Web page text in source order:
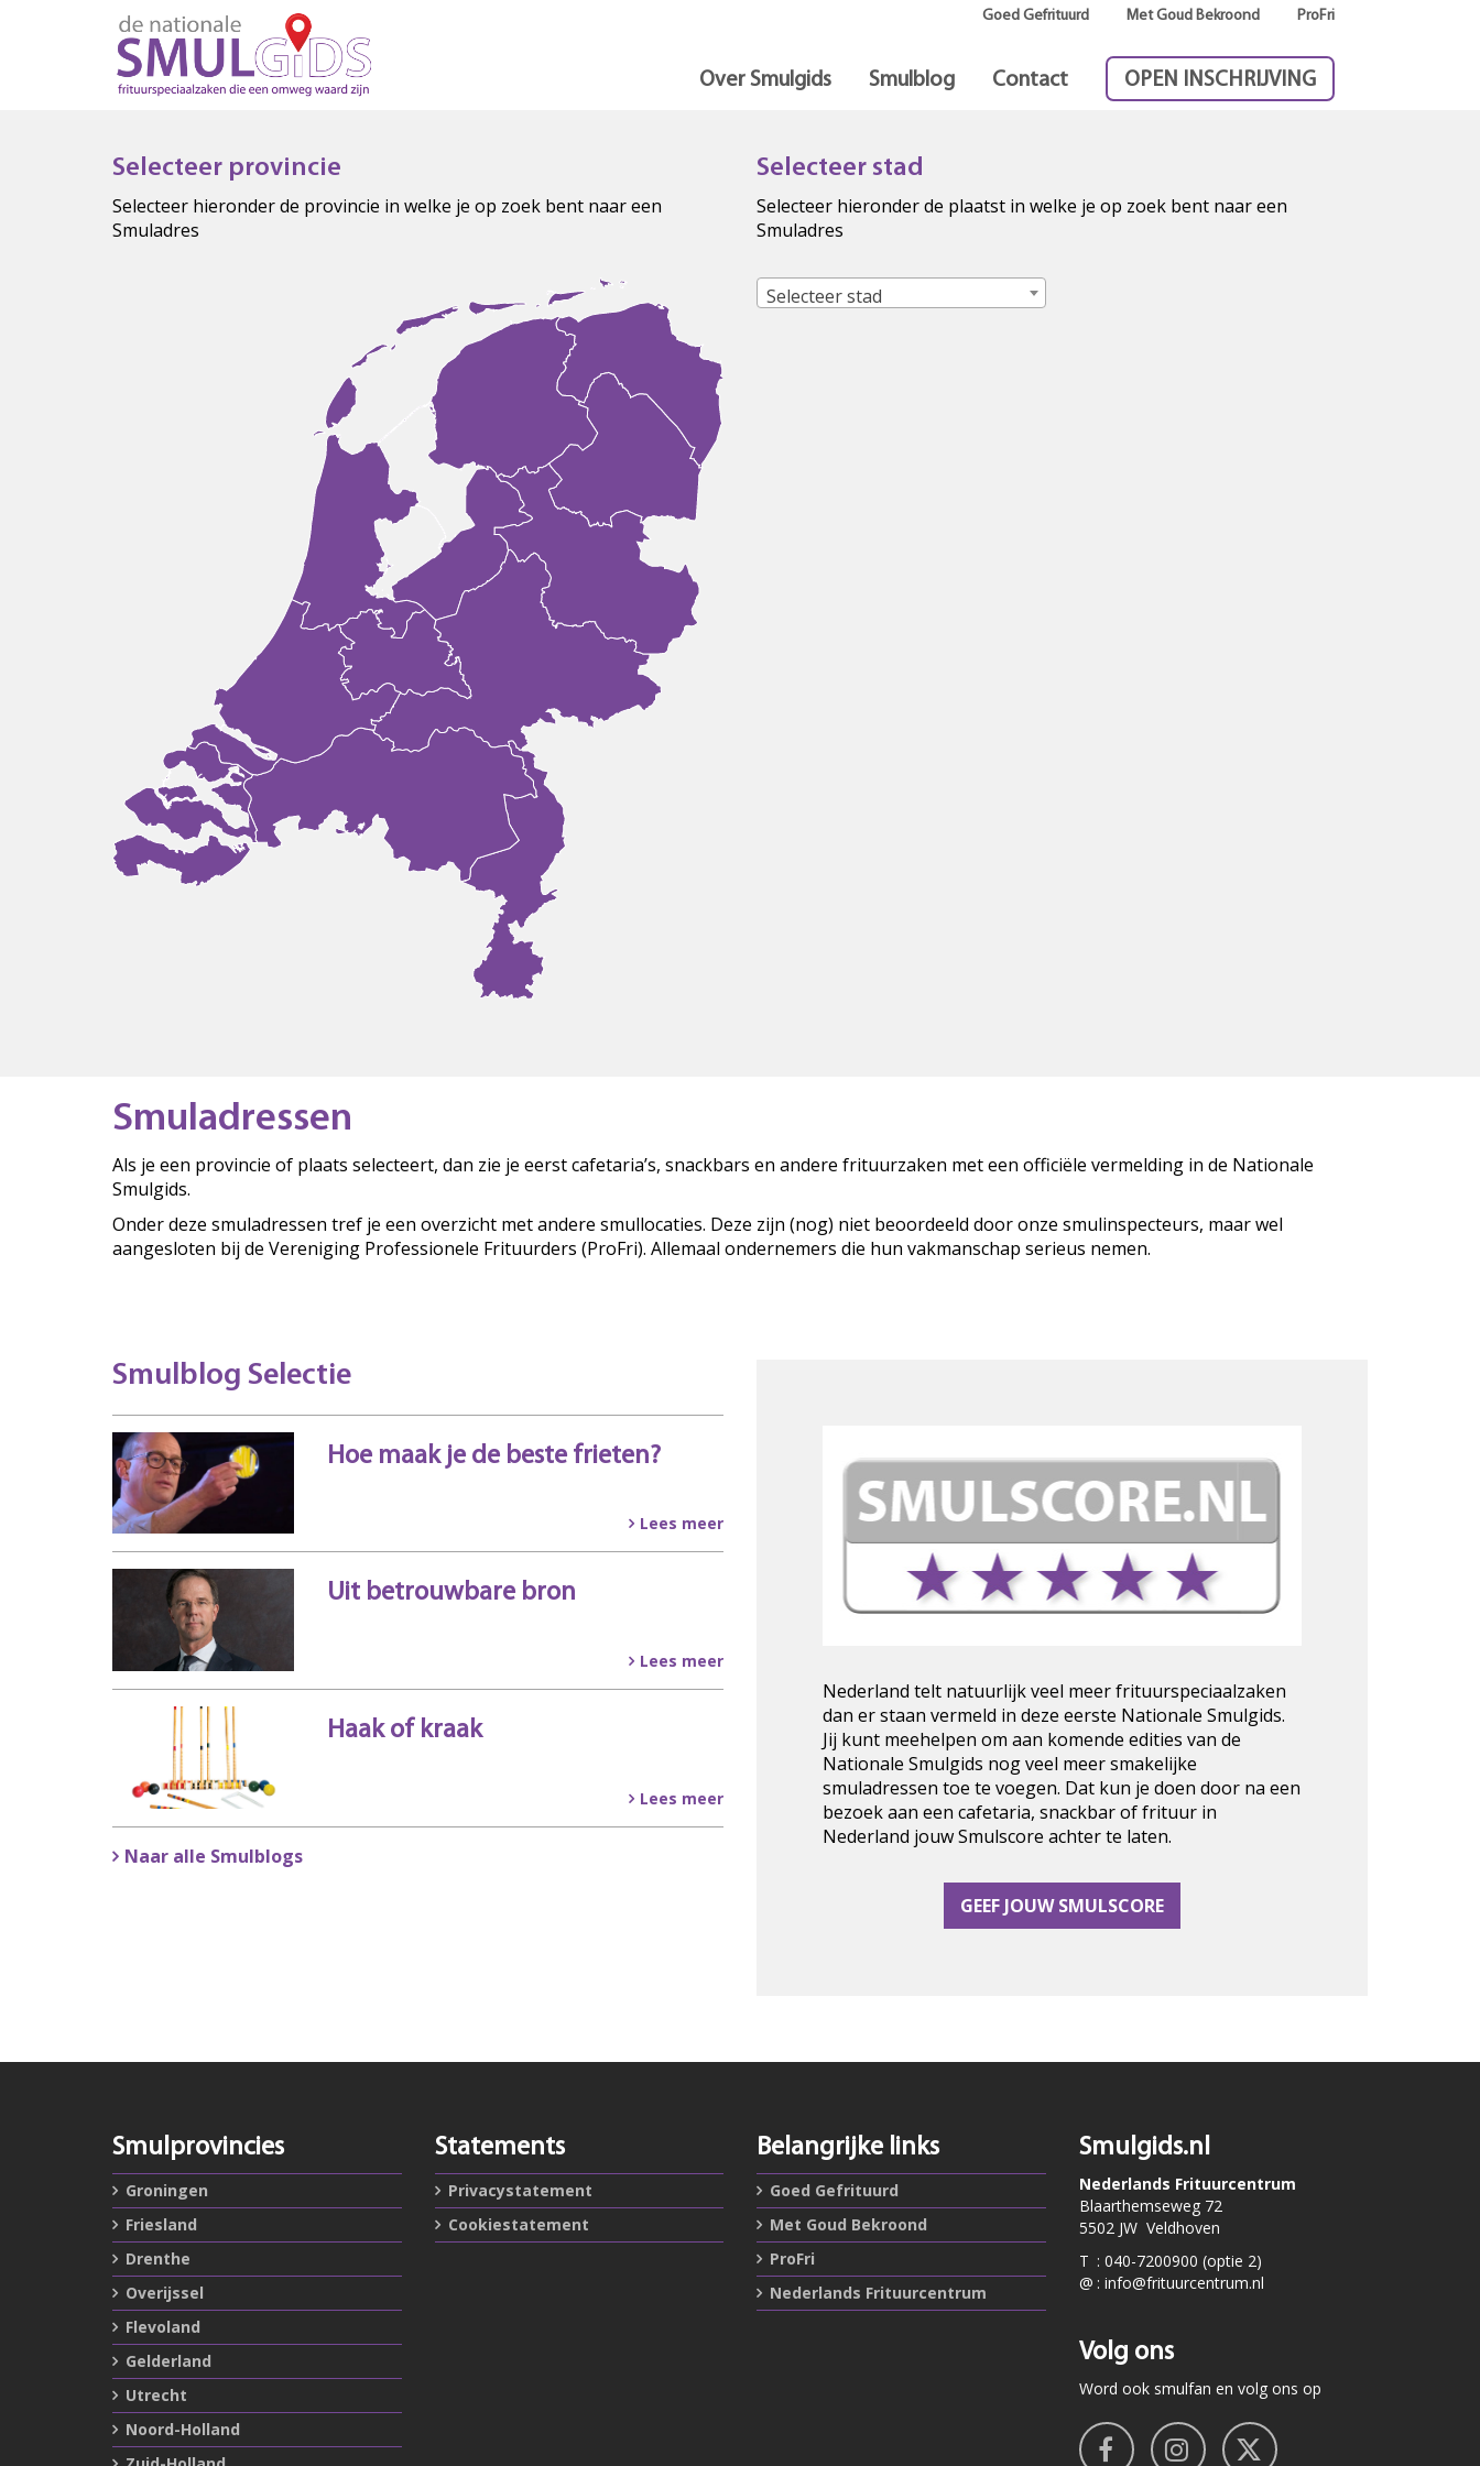
Goed Gefrituurd Met Goud Bekroond ProFri
Over Smulgids Smulblog Contact OPEN INSCHRIJVING
Selecteer provincie
Selecteer hieronder de provincie in welke je op zoek bent naar een
Smuladres
Selecteer stad
Selecteer hieronder de plaatst in welke je op zoek bent naar een
Smuladres
Selecteer stad
Smuladressen
Als je een provincie of plaats selecteert, dan zie je eerst cafetaria’s, snackbars en andere frituurzaken met een officiële vermelding in de Nationale
Smulgids.
Onder deze smuladressen tref je een overzicht met andere smullocaties. Deze zijn (nog) niet beoordeeld door onze smulinspecteurs, maar wel
aangesloten bij de Vereniging Professionele Frituurders (ProFri). Allemaal ondernemers die hun vakmanschap serieus nemen.
Smulblog Selectie
Hoe maak je de beste frieten?
Lees meer
Uit betrouwbare bron
Lees meer
Haak of kraak
Lees meer
Naar alle Smulblogs
Nederland telt natuurlijk veel meer frituurspeciaalzaken
dan er staan vermeld in deze eerste Nationale Smulgids.
Jij kunt meehelpen om aan komende edities van de
Nationale Smulgids nog veel meer smakelijke
smuladressen toe te voegen. Dat kun je doen door na een
bezoek aan een cafetaria, snackbar of frituur in
Nederland jouw Smulscore achter te laten.
GEEF JOUW SMULSCORE
Smulprovincies
Groningen
Friesland
Drenthe
Overijssel
Flevoland
Gelderland
Utrecht
Noord-Holland
Statements
Privacystatement
Cookiestatement
Belangrijke links
Goed Gefrituurd
Met Goud Bekroond
ProFri
Nederlands Frituurcentrum
Smulgids.nl
Nederlands Frituurcentrum
Blaarthemseweg 72
5502 JW Veldhoven
T : 040-7200900 (optie 2)
@ : info@frituurcentrum.nl
Volg ons
Word ook smulfan en volg ons op